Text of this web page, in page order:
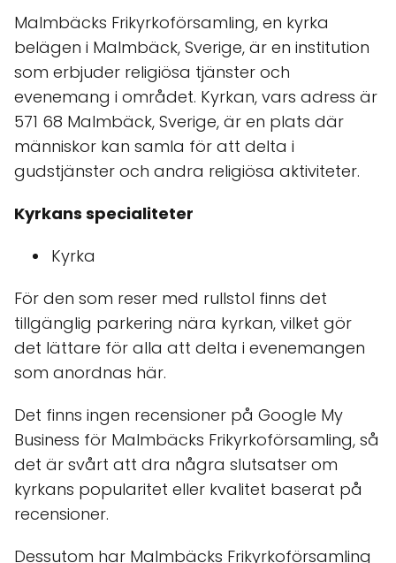
Malmbäcks Frikyrkoförsamling, en kyrka
belägen i Malmbäck, Sverige, är en institution
som erbjuder religiösa tjänster och
evenemang i området. Kyrkan, vars adress är
571 68 Malmbäck, Sverige, är en plats där
människor kan samla för att delta i
gudstjänster och andra religiösa aktiviteter.
Kyrkans specialiteter
Kyrka
För den som reser med rullstol finns det
tillgänglig parkering nära kyrkan, vilket gör
det lättare för alla att delta i evenemangen
som anordnas här.
Det finns ingen recensioner på Google My
Business för Malmbäcks Frikyrkoförsamling, så
det är svårt att dra några slutsatser om
kyrkans popularitet eller kvalitet baserat på
recensioner.
Dessutom har Malmbäcks Frikyrkoförsamling